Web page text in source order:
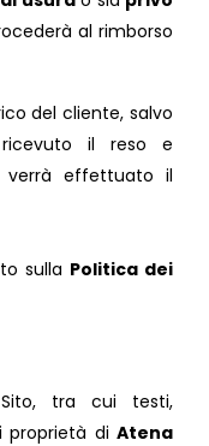
al rimborso
del cliente, salvo
ricevuto il reso e
effettuato il
sulla Politica dei
tra cui testi,
proprietà di Atena